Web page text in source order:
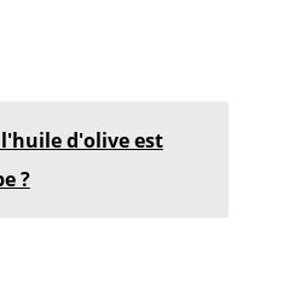
l'huile d'olive est
?